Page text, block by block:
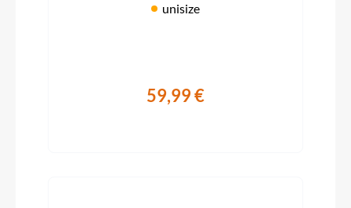
unisize
59,99 €